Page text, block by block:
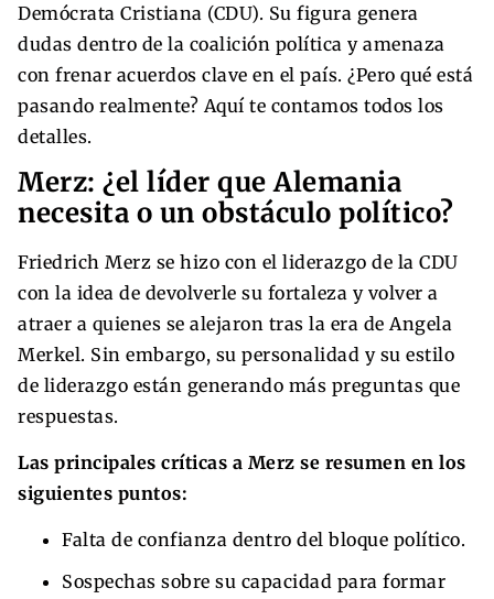
Demócrata Cristiana (CDU). Su figura genera
dudas dentro de la coalición política y amenaza
con frenar acuerdos clave en el país. ¿Pero qué está
pasando realmente? Aquí te contamos todos los
detalles.
Merz: ¿el líder que Alemania
necesita o un obstáculo político?
Friedrich Merz se hizo con el liderazgo de la CDU
con la idea de devolverle su fortaleza y volver a
atraer a quienes se alejaron tras la era de Angela
Merkel. Sin embargo, su personalidad y su estilo
de liderazgo están generando más preguntas que
respuestas.
Las principales críticas a Merz se resumen en los
siguientes puntos:
Falta de confianza dentro del bloque político.
Sospechas sobre su capacidad para formar